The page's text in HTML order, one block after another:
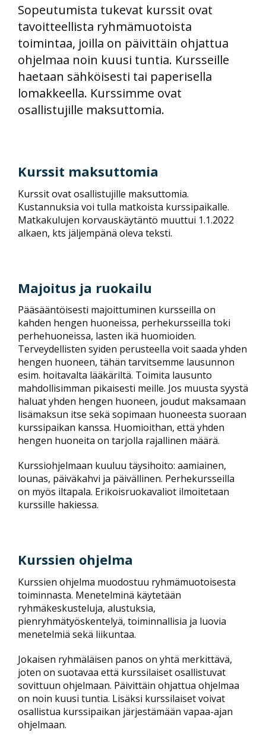
Sopeutumista tukevat kurssit ovat
tavoitteellista ryhmämuotoista
toimintaa, joilla on päivittäin ohjattua
ohjelmaa noin kuusi tuntia. Kursseille
haetaan sähköisesti tai paperisella
lomakkeella. Kurssimme ovat
osallistujille maksuttomia.
Kurssit maksuttomia
Kurssit ovat osallistujille maksuttomia.
Kustannuksia voi tulla matkoista kurssipaikalle.
Matkakulujen korvauskäytäntö muuttui 1.1.2022
alkaen, kts jäljempänä oleva teksti.
Majoitus ja ruokailu
Pääsääntöisesti majoittuminen kursseilla on
kahden hengen huoneissa, perhekursseilla toki
perhehuoneissa, lasten ikä huomioiden.
Terveydellisten syiden perusteella voit saada yhden
hengen huoneen, tähän tarvitsemme lausunnon
esim. hoitavalta lääkäriltä. Toimita lausunto
mahdollisimman pikaisesti meille. Jos muusta syystä
haluat yhden hengen huoneen, joudut maksamaan
lisämaksun itse sekä sopimaan huoneesta suoraan
kurssipaikan kanssa. Huomioithan, että yhden
hengen huoneita on tarjolla rajallinen määrä.
Kurssiohjelmaan kuuluu täysihoito: aamiainen,
lounas, päiväkahvi ja päivällinen. Perhekursseilla
on myös iltapala. Erikoisruokavaliot ilmoitetaan
kurssille hakiessa.
Kurssien ohjelma
Kurssien ohjelma muodostuu ryhmämuotoisesta
toiminnasta. Menetelminä käytetään
ryhmäkeskusteluja, alustuksia,
pienryhmätyöskentelyä, toiminnallisia ja luovia
menetelmiä sekä liikuntaa.
Jokaisen ryhmäläisen panos on yhtä merkittävä,
joten on suotavaa että kurssilaiset osallistuvat
sovittuun ohjelmaan. Päivittäin ohjattua ohjelmaa
on noin kuusi tuntia. Lisäksi kurssilaiset voivat
osallistua kurssipaikan järjestämään vapaa-ajan
ohjelmaan.